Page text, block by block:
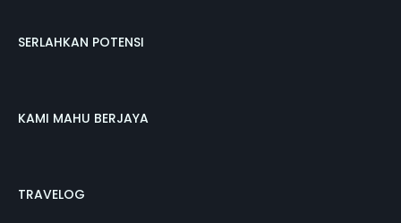
SERLAHKAN POTENSI
KAMI MAHU BERJAYA
TRAVELOG